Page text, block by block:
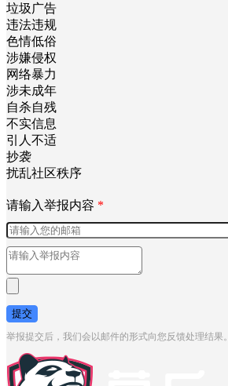
垃圾广告
违法违规
色情低俗
涉嫌侵权
网络暴力
涉未成年
自杀自残
不实信息
引人不适
抄袭
扰乱社区秩序
请输入举报内容 *
提交
举报提交后，我们会以邮件的形式向您反馈处理结果。